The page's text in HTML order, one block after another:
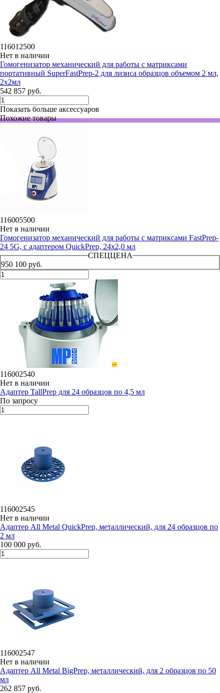
116012500
Нет в наличии
Гомогенизатор механический для работы с матриксами
портативный SuperFastPrep-2 для лизиса образцов объемом 2 мл,
2х2мл
542 857 руб.
Показать больше аксессуаров
Похожие товары
116005500
Нет в наличии
Гомогенизатор механический для работы с матриксами FastPrep-
24 5G, с адаптером QuickPrep, 24x2,0 мл
СПЕЦЦЕНА
950 100 руб.
116002540
Нет в наличии
Адаптер TallPrep для 24 образцов по 4,5 мл
По запросу
116002545
Нет в наличии
Адаптер All Metal QuickPrep, металлический, для 24 образцов по
2 мл
100 000 руб.
116002547
Нет в наличии
Адаптер All Metal BigPrep, металлический, для 2 образцов по 50
мл
262 857 руб.